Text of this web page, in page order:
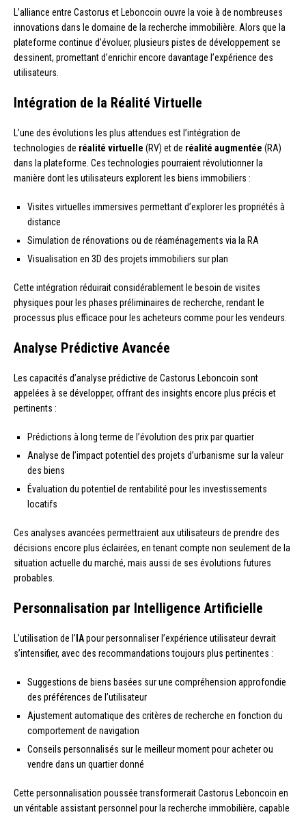
L’alliance entre Castorus et Leboncoin ouvre la voie à de nombreuses
innovations dans le domaine de la recherche immobilière. Alors que la
plateforme continue d’évoluer, plusieurs pistes de développement se
dessinent, promettant d’enrichir encore davantage l’expérience des
utilisateurs.
Intégration de la Réalité Virtuelle
L’une des évolutions les plus attendues est l’intégration de
technologies de réalité virtuelle (RV) et de réalité augmentée (RA)
dans la plateforme. Ces technologies pourraient révolutionner la
manière dont les utilisateurs explorent les biens immobiliers :
Visites virtuelles immersives permettant d’explorer les propriétés à
distance
Simulation de rénovations ou de réaménagements via la RA
Visualisation en 3D des projets immobiliers sur plan
Cette intégration réduirait considérablement le besoin de visites
physiques pour les phases préliminaires de recherche, rendant le
processus plus efficace pour les acheteurs comme pour les vendeurs.
Analyse Prédictive Avancée
Les capacités d’analyse prédictive de Castorus Leboncoin sont
appelées à se développer, offrant des insights encore plus précis et
pertinents :
Prédictions à long terme de l’évolution des prix par quartier
Analyse de l’impact potentiel des projets d’urbanisme sur la valeur
des biens
Évaluation du potentiel de rentabilité pour les investissements
locatifs
Ces analyses avancées permettraient aux utilisateurs de prendre des
décisions encore plus éclairées, en tenant compte non seulement de la
situation actuelle du marché, mais aussi de ses évolutions futures
probables.
Personnalisation par Intelligence Artificielle
L’utilisation de l’ IApour personnaliser l’expérience utilisateur devrait
s’intensifier, avec des recommandations toujours plus pertinentes :
Suggestions de biens basées sur une compréhension approfondie
des préférences de l’utilisateur
Ajustement automatique des critères de recherche en fonction du
comportement de navigation
Conseils personnalisés sur le meilleur moment pour acheter ou
vendre dans un quartier donné
Cette personnalisation poussée transformerait Castorus Leboncoin en
un véritable assistant personnel pour la recherche immobilière, capable